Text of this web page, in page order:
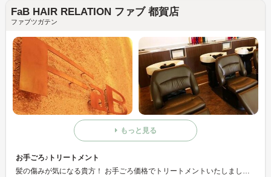
FaB HAIR RELATION ファブ 都賀店
ファブツガテン
もっと見る
お手ごろ♪トリートメント